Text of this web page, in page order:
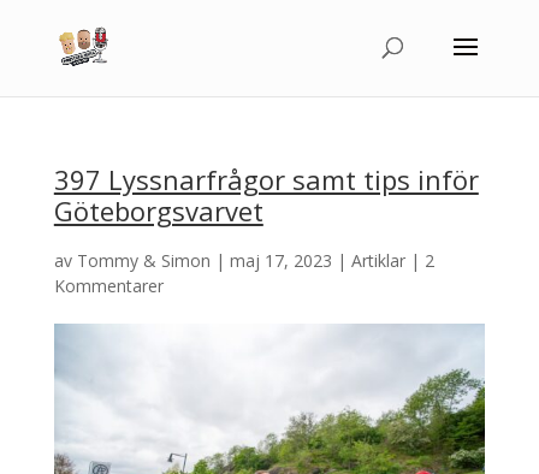
397 Lyssnarfrågor samt tips inför
Göteborgsvarvet
av Tommy & Simon | maj 17, 2023 | Artiklar| 2
Kommentarer